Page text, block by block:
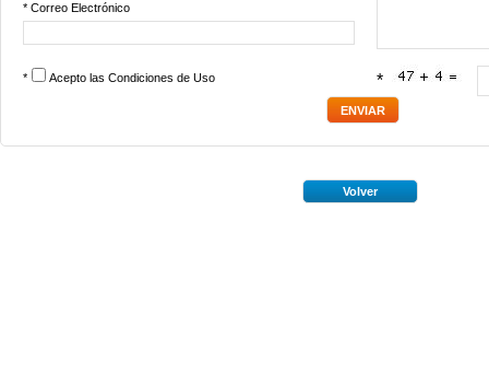
* Correo Electrónico
* Acepto las Condiciones de Uso *
Volver